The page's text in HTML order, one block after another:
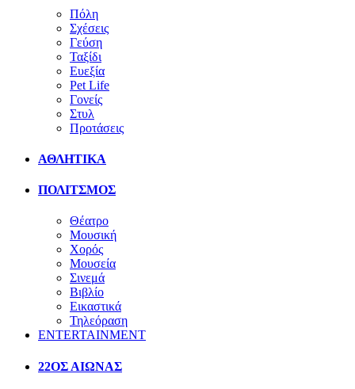
Πόλη
Σχέσεις
Γεύση
Ταξίδι
Ευεξία
Pet Life
Γονείς
Στυλ
Προτάσεις
ΑΘΛΗΤΙΚΑ
ΠΟΛΙΤΣΜΟΣ
Θέατρο
Μουσική
Χορός
Μουσεία
Σινεμά
Βιβλίο
Εικαστικά
Τηλεόραση
ENTERTAINMENT
22ΟΣ ΑΙΩΝΑΣ